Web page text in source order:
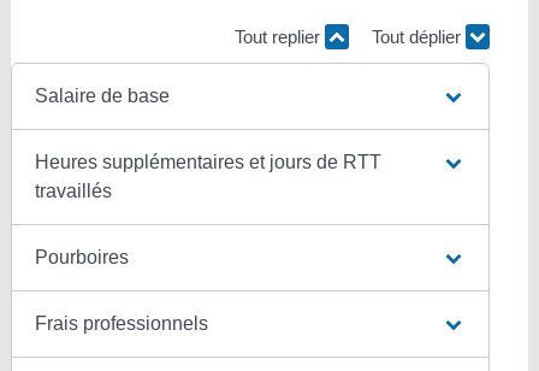
Tout replier Tout déplier
Salaire de base
Heures supplémentaires et jours de RTT
travaillés
Pourboires
Frais professionnels